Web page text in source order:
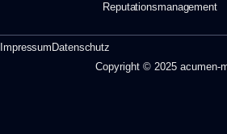
Reputationsmanagement
Impressum Datenschutz
Copyright © 2025 acumen-